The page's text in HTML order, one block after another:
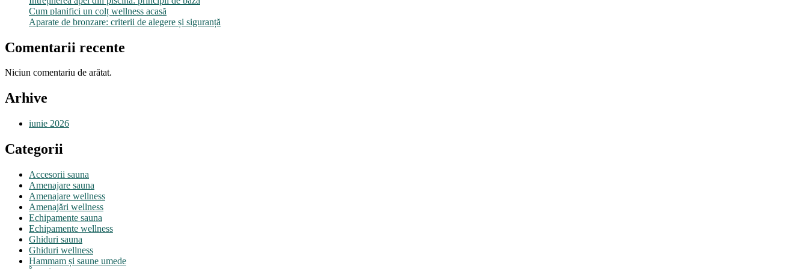
Cum planifici un colț wellness acasă
Aparate de bronzare: criterii de alegere și siguranță
Comentarii recente
Niciun comentariu de arătat.
Arhive
iunie 2026
Categorii
Accesorii sauna
Amenajare sauna
Amenajare wellness
Amenajări wellness
Echipamente sauna
Echipamente wellness
Ghiduri sauna
Ghiduri wellness
Hammam și saune umede